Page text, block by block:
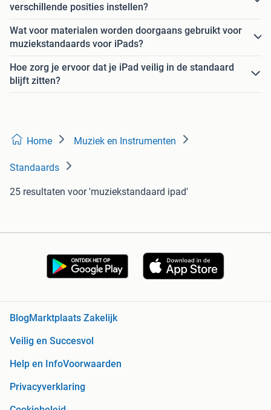
verschillende posities instellen?
Wat voor materialen worden doorgaans gebruikt voor
muziekstandaards voor iPads?
Hoe zorg je ervoor dat je iPad veilig in de standaard
blijft zitten?
Home Muziek en Instrumenten
Standaards
25 resultaten voor 'muziekstandaard ipad'
BlogMarktplaats Zakelijk
Veilig en Succesvol
Help en InfoVoorwaarden
Privacyverklaring